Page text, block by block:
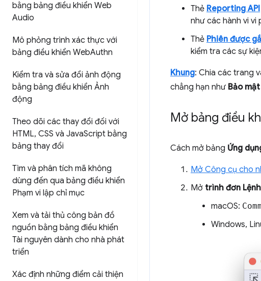
bằng bảng điều khiển Web
Audio
Mô phỏng trình xác thực với
bảng điều khiển WebAuthn
Kiểm tra và sửa đổi ảnh động
bằng bảng điều khiển Ảnh
động
Theo dõi các thay đổi đối với
HTML, CSS và JavaScript bằng
bảng thay đổi
Tìm và phân tích mã không
dùng đến qua bảng điều khiển
Phạm vi lập chỉ mục
Xem và tải thủ công bản đồ
nguồn bằng bảng điều khiển
Tài nguyên dành cho nhà phát
triển
Xác định những điểm cải thiện
Thẻ Reporting API
như các hành vi vi
Thẻ Phiên được
kiểm tra các sự
Khung: Chia các trang
chẳng hạn như Bảo
Mở bảng điều
Cách mở bảng Ứng
Mở Công cụ cho
Mở trình đơn Lệnh
macOS:
Windows,